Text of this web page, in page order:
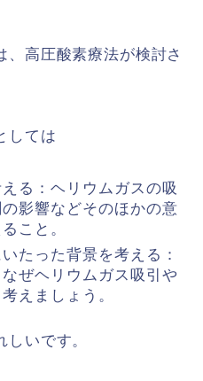
、高圧酸素療法が検討さ
しては
る：ヘリウムガスの吸
影響などそのほかの意
こと。
たった背景を考える：
ぜヘリウムガス吸引や
えましょう。
いです。